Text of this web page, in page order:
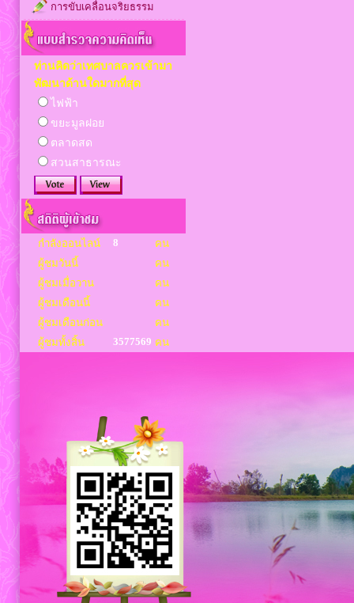
การขับเคลื่อนจริยธรรม
ท่านคิดว่าเทศบาลควรเข้ามา
พัฒนาด้านใดมากที่สุด
ไฟฟ้า
ขยะมูลฝอย
ตลาดสด
สวนสาธารณะ
กำลังออนไลน์ 8
คน
ผู้ชมวันนี้
คน
ผู้ชมเมื่อวาน
คน
ผู้ชมเดือนนี้
คน
ผู้ชมเดือนก่อน
คน
ผู้ชมทั้งสิ้น
3577569 คน